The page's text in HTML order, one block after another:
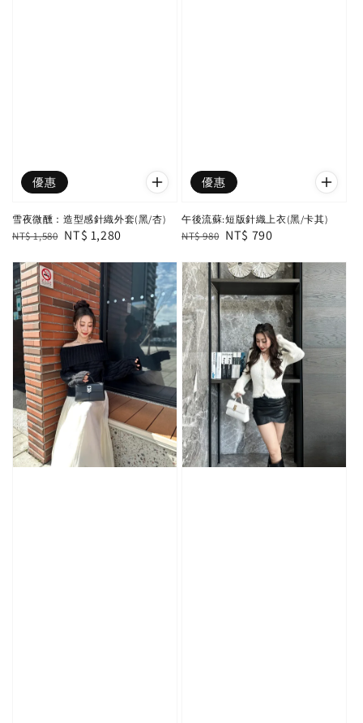
優惠
雪夜微醺：造型感針織外套(黑/杏)
Regular
NT$ 1,580 Sale
NT$ 1,280
優惠
午後流蘇:短版針織上衣(黑/卡其)
Regular
NT$ 980 Sale
NT$ 790